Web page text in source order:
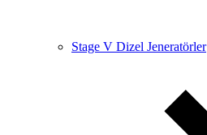
Stage V Dizel Jeneratörler